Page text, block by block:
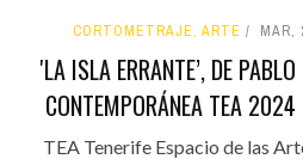
CORTOMETRAJE, ARTE MAR,
'LA ISLA ERRANTE’, DE
CONTEMPORÁNEA TEA 2024
TEA Tenerife Espacio de las